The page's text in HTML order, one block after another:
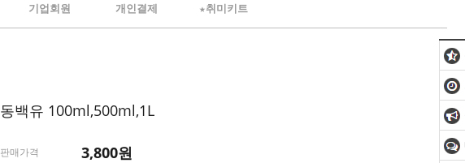
기업회원 개인결제 ★취미키트
동백유 100ml,500ml,1L
판매가격 3,800원